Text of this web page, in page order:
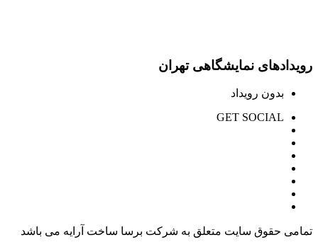
رویدادهای نمایشگاهی تهران
بدون رویداد
GET SOCIAL
تمامی حقوق سایت متعلق به شرکت برسا ساخت آرایه می باشد